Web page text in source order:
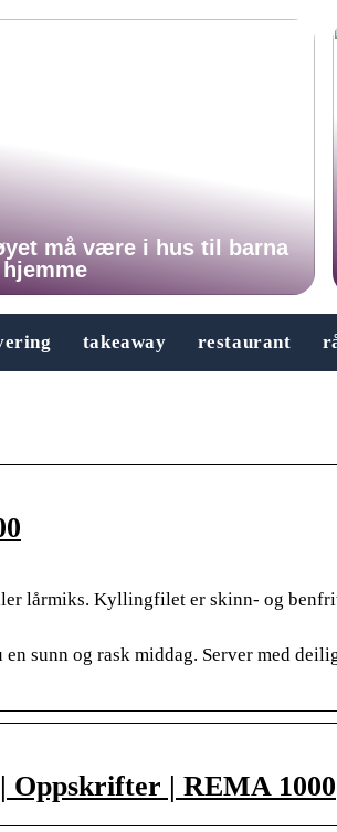
må være i hus til barna
takeaway restaurant
lårmiks. Kyllingfilet er skinn- og
sunn og rask middag. Server med
Oppskrifter | REMA 1000